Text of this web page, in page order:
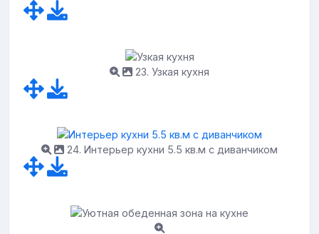
23. Узкая кухня
24. Интерьер кухни 5.5 кв.м с диванчиком